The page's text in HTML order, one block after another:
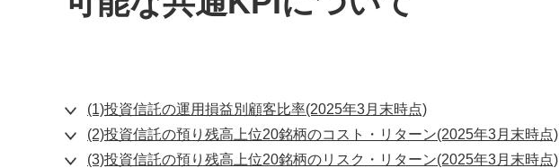
(1)投資信託の運用損益別顧客比率(2025年3月末時点)
(2)投資信託の預り残高上位20銘柄のコスト・リターン(2025年3月末時点)
(3)投資信託の預り残高上位20銘柄のリスク・リターン(2025年3月末時点)